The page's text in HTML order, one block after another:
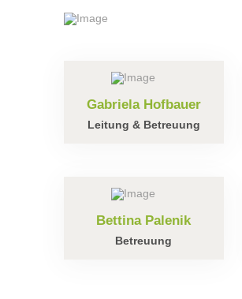
Gabriela Hofbauer
Leitung & Betreuung
Bettina Palenik
Betreuung